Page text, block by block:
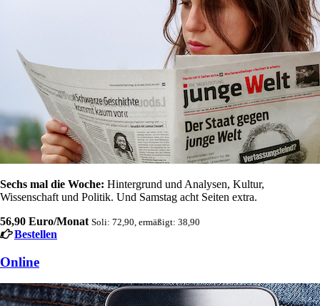
Sechs mal die Woche: Hintergrund und Analysen, Kultur,
Wissenschaft und Politik. Und Samstag acht Seiten extra.
56,90 Euro/Monat Soli: 72,90, ermäßigt: 38,90
Bestellen
Online